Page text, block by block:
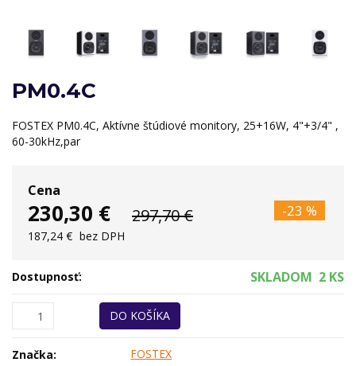
PM0.4C
FOSTEX PM0.4C, Aktívne štúdiové monitory, 25+16W, 4"+3/4" ,
60-30kHz,par
Cena
230,30 € 297,70 € -23 %
187,24 € bez DPH
Dostupnosť: SKLADOM 2 KS
DO KOŠÍKA
Značka:
FOSTEX